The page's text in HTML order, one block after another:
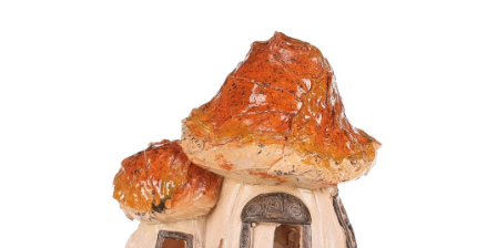
hvězdiček.